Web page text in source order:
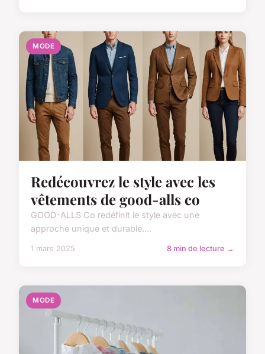
MODE
Redécouvrez le style avec les
vêtements de good-alls co
GOOD-ALLS Co redéfinit le style avec une
approche unique et durable....
1 mars 2025 8 min de lecture →
MODE